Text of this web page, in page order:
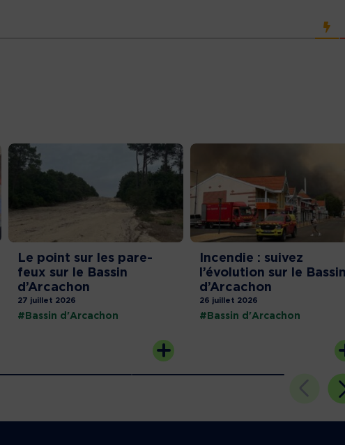
Le point sur les pare-
feux sur le Bassin
d’Arcachon
27 juillet 2026
#Bassin d'Arcachon
Incendie : suivez
l’évolution sur le
d’Arcachon
26 juillet 2026
#Bassin d'Arcachon